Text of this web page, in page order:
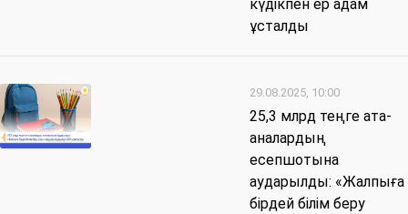
күдікпен ер адам
ұсталды
29.08.2025, 10:00
25,3 млрд теңге ата-
аналардың
есепшотына
аударылды: «Жалпыға
бірдей білім беру